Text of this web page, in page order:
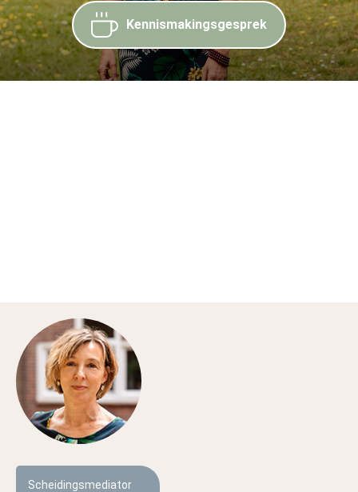
Kennismakingsgesprek
Scheidingsmediator